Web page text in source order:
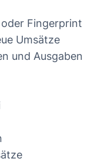
Fingerprint
Umsätze
und Ausgaben